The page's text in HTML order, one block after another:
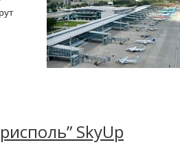
SkyUp